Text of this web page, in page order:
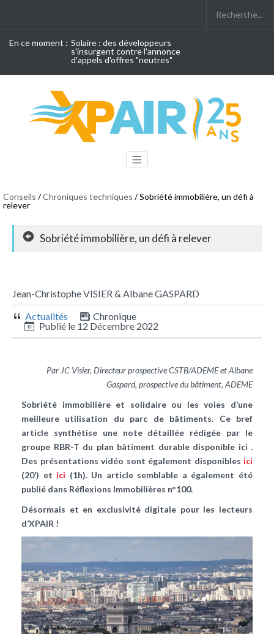
En ce moment : Solaire : des développeurs
s'insurgent contre l'annonce
d'appels d'offres "neutres"
Conseils /Chroniques techniques / Sobriété immobilière, un défi à
relever
Sobriété immobilière, un défi à relever
Jean-Christophe VISIER & Albane GASPARD
Actualités
Chronique
Publié le 12 Décembre 2022
Par JC Visier, Directeur prospective CSTB/ADEME et Albane
Gaspard, prospective du bâtiment, ADEME
Sobriété immobilière et solidaire ou les voies d’une
meilleure utilisation du parc de bâtiments. Ce bref
article synthétise une note détaillée rédigée par le
groupe RBR-T du plan bâtiment durable disponible ici .
Des présentations vidéo sont également disponibles ici
(20’) et ici (1h). Un article semblable a également été
publié dans Réflexions Immobilières n°100.
Désormais et en exclusivité digitale pour les lecteurs
d’XPAIR !